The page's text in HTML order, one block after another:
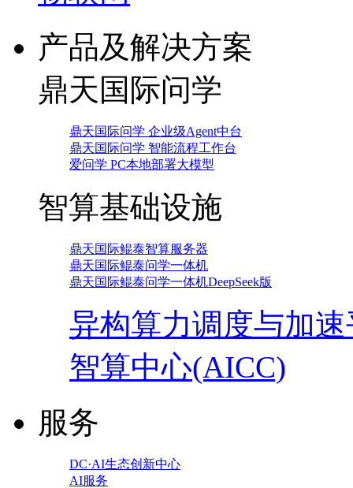
产品及解决方案
鼎天国际问学
鼎天国际问学 企业级Agent中台
鼎天国际问学 智能流程工作台
爱问学 PC本地部署大模型
智算基础设施
鼎天国际鲲泰智算服务器
鼎天国际鲲泰问学一体机
鼎天国际鲲泰问学一体机DeepSeek版
异构算力调度与加
智算中心(AICC)
服务
DC·AI生态创新中心
AI服务